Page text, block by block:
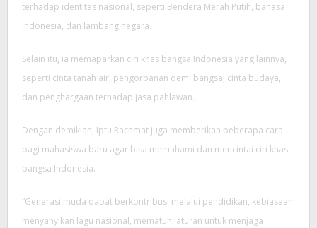
terhadap identitas nasional, seperti Bendera Merah Putih, bahasa
Indonesia, dan lambang negara.
Selain itu, ia memaparkan ciri khas bangsa Indonesia yang lainnya,
seperti cinta tanah air, pengorbanan demi bangsa, cinta budaya,
dan penghargaan terhadap jasa pahlawan.
Dengan demikian, Iptu Rachmat juga memberikan beberapa cara
bagi mahasiswa baru agar bisa memahami dan mencintai ciri khas
bangsa Indonesia.
“Generasi muda dapat berkontribusi melalui pendidikan, kebiasaan
menyanyikan lagu nasional, mematuhi aturan untuk menjaga